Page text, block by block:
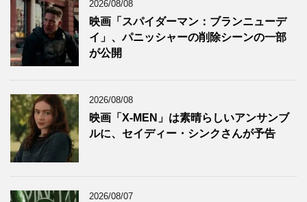
2026/08/08
映画「スパイダーマン：ブランニューデ
イ」、パニッシャーの削除シーンの一部
が公開
2026/08/08
映画「X-MEN」は素晴らしいアンサンブ
ルに、セイディー・シンクさんが予告
2026/08/07